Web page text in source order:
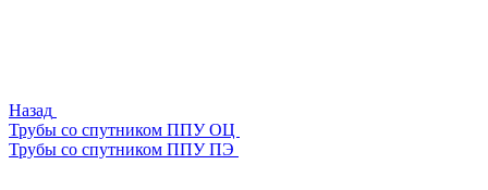
Назад
Трубы со спутником ППУ ОЦ
Трубы со спутником ППУ ПЭ